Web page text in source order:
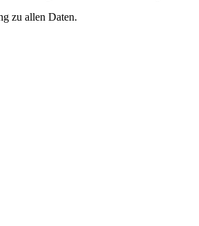
zu allen Daten.